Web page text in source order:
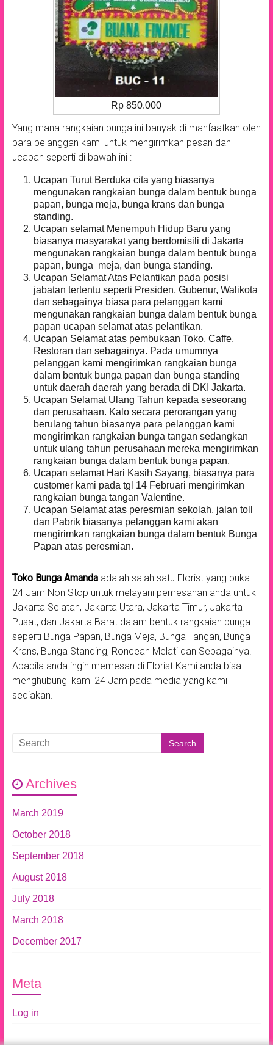
Rp 850.000
Yang mana rangkaian bunga ini banyak di manfaatkan oleh
para pelanggan kami untuk mengirimkan pesan dan
ucapan seperti di bawah ini :
Ucapan Turut Berduka cita yang biasanya
mengunakan rangkaian bunga dalam bentuk bunga
papan, bunga meja, bunga krans dan bunga
standing.
Ucapan selamat Menempuh Hidup Baru yang
biasanya masyarakat yang berdomisili di Jakarta
mengunakan rangkaian bunga dalam bentuk bunga
papan, bunga meja, dan bunga standing.
Ucapan Selamat Atas Pelantikan pada posisi
jabatan tertentu seperti Presiden, Gubenur, Walikota
dan sebagainya biasa para pelanggan kami
mengunakan rangkaian bunga dalam bentuk bunga
papan ucapan selamat atas pelantikan.
Ucapan Selamat atas pembukaan Toko, Caffe,
Restoran dan sebagainya. Pada umumnya
pelanggan kami mengirimkan rangkaian bunga
dalam bentuk bunga papan dan bunga standing
untuk daerah daerah yang berada di DKI Jakarta.
Ucapan Selamat Ulang Tahun kepada seseorang
dan perusahaan. Kalo secara perorangan yang
berulang tahun biasanya para pelanggan kami
mengirimkan rangkaian bunga tangan sedangkan
untuk ulang tahun perusahaan mereka mengirimkan
rangkaian bunga dalam bentuk bunga papan.
Ucapan selamat Hari Kasih Sayang, biasanya para
customer kami pada tgl 14 Februari mengirimkan
rangkaian bunga tangan Valentine.
Ucapan Selamat atas peresmian sekolah, jalan toll
dan Pabrik biasanya pelanggan kami akan
mengirimkan rangkaian bunga dalam bentuk Bunga
Papan atas peresmian.
Toko Bunga Amandaadalah salah satu Florist yang buka
24 Jam Non Stop untuk melayani pemesanan anda untuk
Jakarta Selatan, Jakarta Utara, Jakarta Timur, Jakarta
Pusat, dan Jakarta Barat dalam bentuk rangkaian bunga
seperti Bunga Papan, Bunga Meja, Bunga Tangan, Bunga
Krans, Bunga Standing, Roncean Melati dan Sebagainya.
Apabila anda ingin memesan di Florist Kami anda bisa
menghubungi kami 24 Jam pada media yang kami
sediakan.
Archives
March 2019
October 2018
September 2018
August 2018
July 2018
March 2018
December 2017
Meta
Log in